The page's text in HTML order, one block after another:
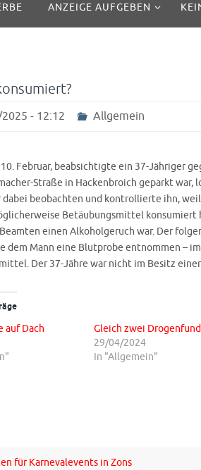
ANZEIGE AUFGEBEN
- 12:12 Allgemein
Februar, beabsichtigte ein 37-Jähriger
Straße in Hackenbroich geparkt war,
dabei beobachten und kontrollierte ihn,
Betäubungsmittel konsumiert
einen Alkoholgeruch war. Der
dem Mann eine Blutprobe entnommen –
Der 37-Jähre war nicht im Besitz
auf Dach
Gleich zwei
29/04/2024
In "Allgemein"
für Karnevalevents in Zons